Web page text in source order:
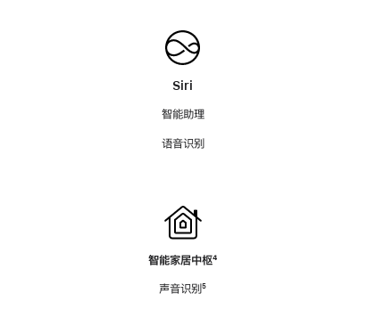
Siri
智能助理
语音识别
智能家居中枢脚
⁴
声音识别脚
⁵